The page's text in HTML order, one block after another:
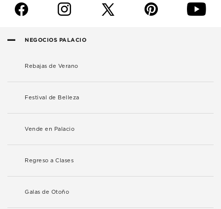
f i p y
NEGOCIOS PALACIO
Rebajas de Verano
Festival de Belleza
Vende en Palacio
Regreso a Clases
Galas de Otoño